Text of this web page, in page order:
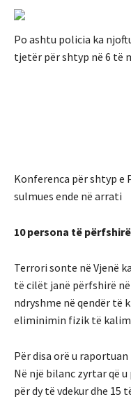
Po ashtu policia ka
tjetër për shtyp në 6 të
Konferenca për shtyp e
sulmues ende në arrati
10 persona të
Terrori sonte në Vjenë
të cilët janë përfshirë
ndryshme në qendër të
eliminimin fizik të
Për disa orë u
Në një bilanc zyrtar që
për dy të vdekur dhe 15